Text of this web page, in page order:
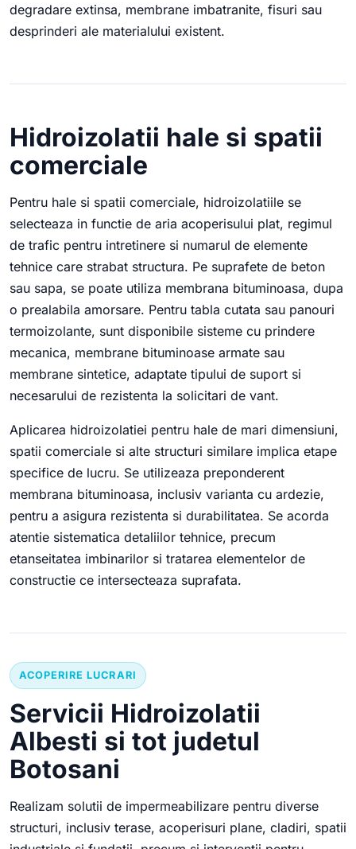
degradare extinsa, membrane imbatranite, fisuri sau
desprinderi ale materialului existent.
Hidroizolatii hale si spatii
comerciale
Pentru hale si spatii comerciale, hidroizolatiile se
selecteaza in functie de aria acoperisului plat, regimul
de trafic pentru intretinere si numarul de elemente
tehnice care strabat structura. Pe suprafete de beton
sau sapa, se poate utiliza membrana bituminoasa, dupa
o prealabila amorsare. Pentru tabla cutata sau panouri
termoizolante, sunt disponibile sisteme cu prindere
mecanica, membrane bituminoase armate sau
membrane sintetice, adaptate tipului de suport si
necesarului de rezistenta la solicitari de vant.
Aplicarea hidroizolatiei pentru hale de mari dimensiuni,
spatii comerciale si alte structuri similare implica etape
specifice de lucru. Se utilizeaza preponderent
membrana bituminoasa, inclusiv varianta cu ardezie,
pentru a asigura rezistenta si durabilitatea. Se acorda
atentie sistematica detaliilor tehnice, precum
etanseitatea imbinarilor si tratarea elementelor de
constructie ce intersecteaza suprafata.
ACOPERIRE LUCRARI
Servicii Hidroizolatii
Albesti si tot judetul
Botosani
Realizam solutii de impermeabilizare pentru diverse
structuri, inclusiv terase, acoperisuri plane, cladiri, spatii